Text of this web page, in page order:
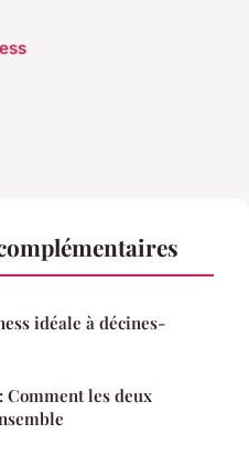
idéale à décines-
Comment les deux